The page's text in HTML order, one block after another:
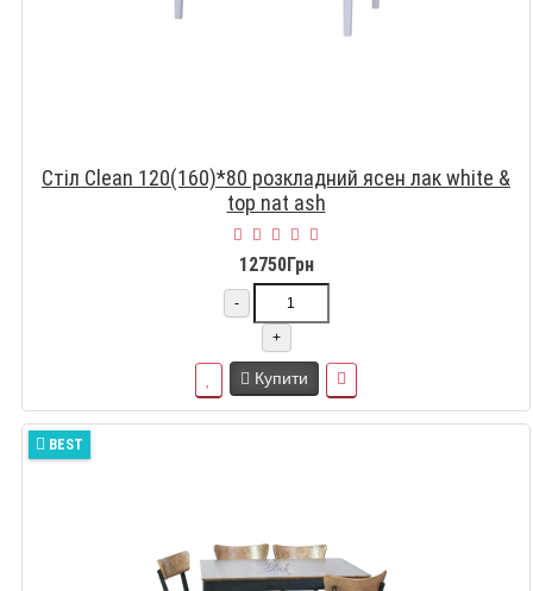
Стіл Clean 120(160)*80 розкладний ясен лак white &
top nat ash
12750Грн
-
+
Купити
BEST